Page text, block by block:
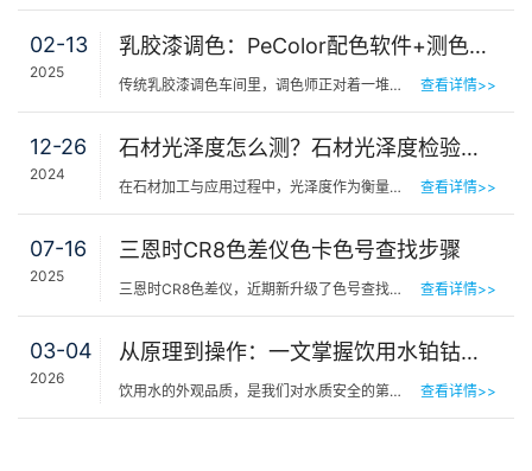
02-13
2025
乳胶漆调色：PeColor配色软件+测色仪，轻松搞定！
传统乳胶漆调色车间里，调色师正对着一堆色卡和原料反复调试，手写配方被汗水浸湿，第5次上墙测试依然存在… 查看详情>>
12-26
2024
石材光泽度怎么测？石材光泽度检验标准
在石材加工与应用过程中，光泽度作为衡量石材表面反射光亮度和反射率的重要指标，不仅关乎石材的美学价值，… 查看详情>>
07-16
2025
三恩时CR8色差仪色卡色号查找步骤
三恩时CR8色差仪，近期新升级了色号查找功能。三恩时教大家使用色差仪查找色卡色号。色卡色号查找步骤：1.… 查看详情>>
03-04
2026
从原理到操作：一文掌握饮用水铂钴色度检测与三恩时液体色度仪应用全流程
饮用水的外观品质，是我们对水质安全的第一直观感受——清澈透明的水，才能让人喝得放心。而色度… 查看详情>>